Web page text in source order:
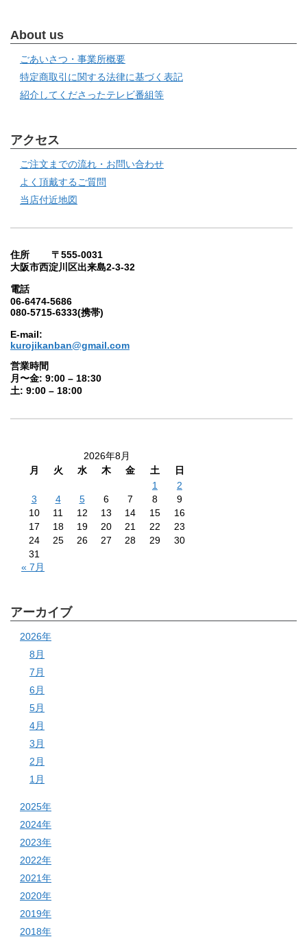
About us
ごあいさつ・事業所概要
特定商取引に関する法律に基づく表記
紹介してくださったテレビ番組等
アクセス
ご注文までの流れ・お問い合わせ
よく頂戴するご質問
当店付近地図
住所 〒555-0031
大阪市西淀川区出来島2-3-32
電話
06-6474-5686
080-5715-6333(携帯)
E-mail:
kurojikanban@gmail.com
営業時間
月〜金: 9:00 – 18:30
土: 9:00 – 18:00
2026年8月
月
火 水 木 金 土
日
1
2
3
4 5 6 7 8
9
10
11 12 13 14 15
16
17
18 19 20 21 22
23
24
25 26 27 28 29
30
31
« 7月
アーカイブ
2026年
8月
7月
6月
5月
4月
3月
2月
1月
2025年
2024年
2023年
2022年
2021年
2020年
2019年
2018年